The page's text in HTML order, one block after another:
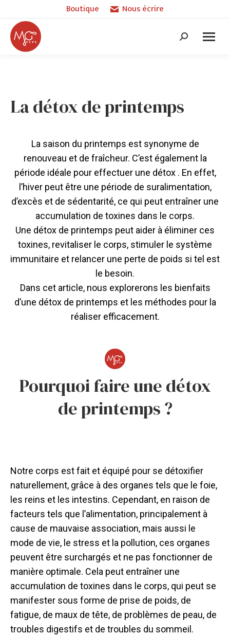
Boutique Nous écrire
Recherche
La détox de printemps
La saison du printemps est synonyme de
renouveau et de fraîcheur. C’est également la
période idéale pour effectuer une détox . En effet,
l’hiver peut être une période de suralimentation,
d’excès et de sédentarité, ce qui peut entraîner une
accumulation de toxines dans le corps.
Une détox de printemps peut aider à éliminer ces
toxines, revitaliser le corps, stimuler le système
immunitaire et relancer une perte de poids si tel est
le besoin.
Dans cet article, nous explorerons les bienfaits
d’une détox de printemps et les méthodes pour la
réaliser efficacement.
Pourquoi faire une détox
de printemps ?
Notre corps est fait et équipé pour se détoxifier
naturellement, grâce à des organes tels que le foie,
les reins et les intestins. Cependant, en raison de
facteurs tels que l’alimentation, principalement à
cause de mauvaise association, mais aussi le
mode de vie, le stress et la pollution, ces organes
peuvent être surchargés et ne pas fonctionner de
manière optimale. Cela peut entraîner une
accumulation de toxines dans le corps, qui peut se
manifester sous forme de prise de poids, de
fatigue, de maux de tête, de problèmes de peau, de
troubles digestifs et de troubles du sommeil.